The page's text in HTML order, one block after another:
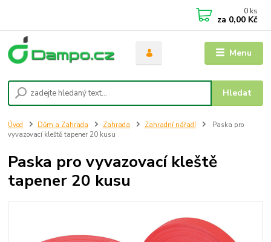
Menu
Hledat
0 ks
za 0,00 Kč
Úvod Dům a Zahrada Zahrada Zahradní nářadí
Paska pro
vyvazovací kleště tapener 20 kusu
Paska pro vyvazovací kleště
tapener 20 kusu